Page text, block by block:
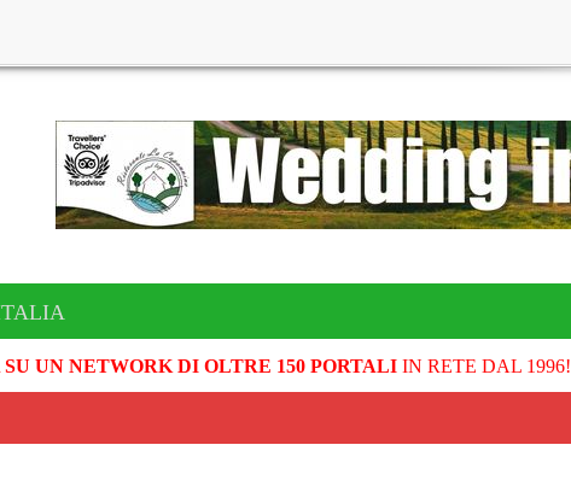
UN NETWORK DI OLTRE 150 PORTALIIN RETE DAL 1996!